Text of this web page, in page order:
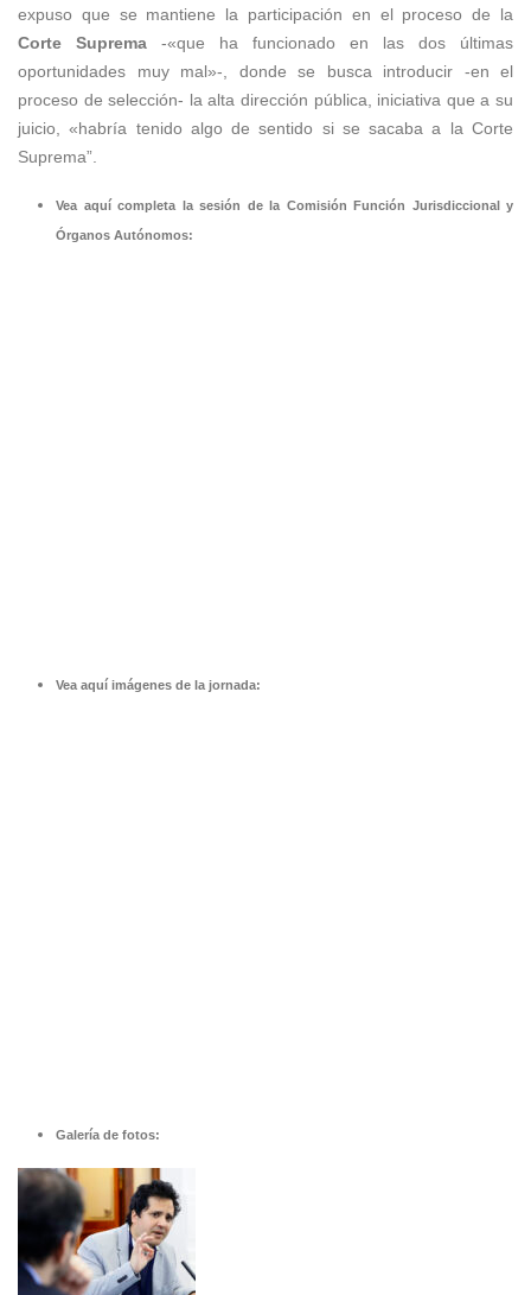
expuso que se mantiene la participación en el proceso de la
Corte Suprema -«que ha funcionado en las dos últimas
oportunidades muy mal»-, donde se busca introducir -en el
proceso de selección- la alta dirección pública, iniciativa que a su
juicio, «habría tenido algo de sentido si se sacaba a la Corte
Suprema”.
Vea aquí completa la sesión de la Comisión Función Jurisdiccional y
Órganos Autónomos:
Vea aquí imágenes de la jornada:
Galería de fotos: